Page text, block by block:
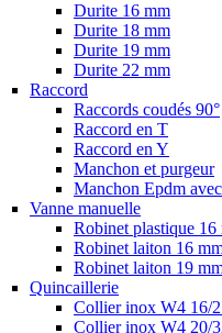
Durite 16 mm
Durite 18 mm
Durite 19 mm
Durite 22 mm
Raccord
Raccords coudés 90°
Raccord en T
Raccord en Y
Manchon et purgeur
Manchon Epdm
Vanne manuelle
Robinet plastique 16
Robinet laiton 16
Robinet laiton 19
Quincaillerie
Collier inox W4 16/
Collier inox W4 20/